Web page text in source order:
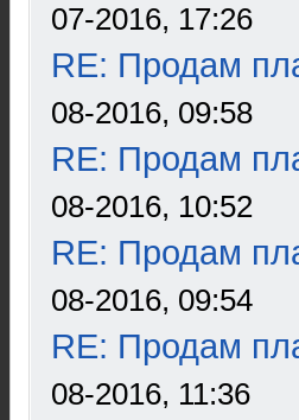
07-2016, 17:26
RE: Продам
08-2016, 09:58
RE: Продам
08-2016, 10:52
RE: Продам
08-2016, 09:54
RE: Продам
08-2016, 11:36